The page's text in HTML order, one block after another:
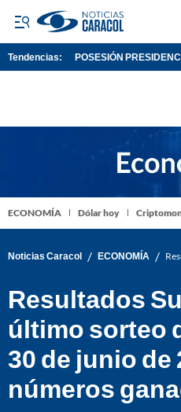
Tendencias: POSESIÓN
ECONOMÍA Dólar hoy
Noticias Caracol / ECONOMÍA /
Resultados
último sorteo
30 de junio de
números